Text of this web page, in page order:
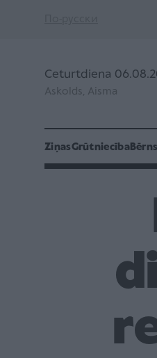
Ceturtdiena
Askolds, Aisma
ZiņasGrūtniecība